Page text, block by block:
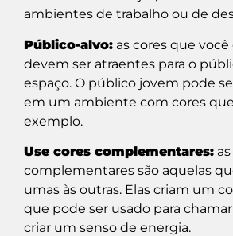
ambientes de trabalho ou de
Público-alvo: as cores que
devem ser atraentes para o
espaço. O público jovem pode
em um ambiente com cores
exemplo.
Use cores complementares:
complementares são aquelas
umas às outras. Elas criam um
que pode ser usado para
criar um senso de energia.